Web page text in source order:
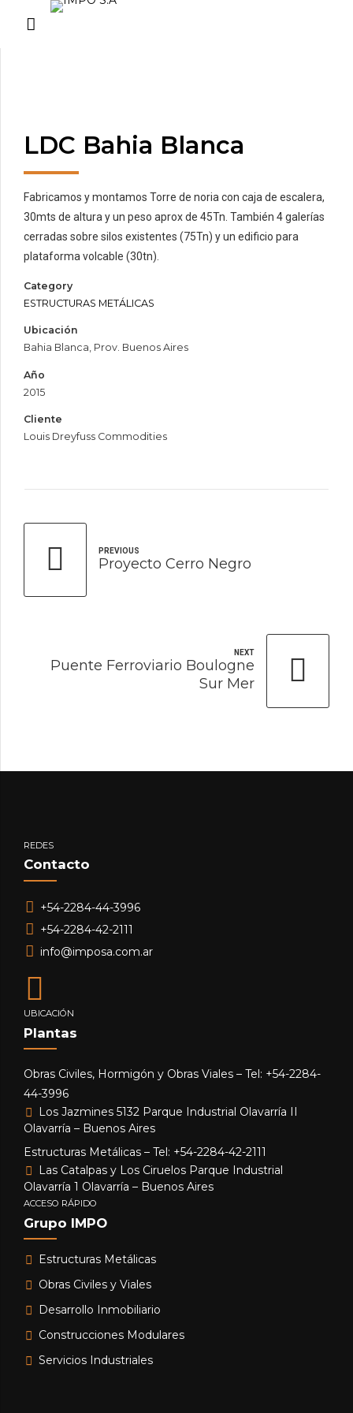
LDC Bahia Blanca
Fabricamos y montamos Torre de noria con caja de escalera,
30mts de altura y un peso aprox de 45Tn. También 4 galerías
cerradas sobre silos existentes (75Tn) y un edificio para
plataforma volcable (30tn).
Category
ESTRUCTURAS METÁLICAS
Ubicación
Bahia Blanca, Prov. Buenos Aires
Año
2015
Cliente
Louis Dreyfuss Commodities
PREVIOUS
Proyecto Cerro Negro
NEXT
Puente Ferroviario Boulogne
Sur Mer
REDES
Contacto
+54-2284-44-3996
+54-2284-42-2111
info@imposa.com.ar
UBICACIÓN
Plantas
Obras Civiles, Hormigón y Obras Viales – Tel: +54-2284-
44-3996
Los Jazmines 5132 Parque Industrial Olavarría II
Olavarría – Buenos Aires
Estructuras Metálicas – Tel: +54-2284-42-2111
Las Catalpas y Los Ciruelos Parque Industrial
Olavarría 1 Olavarría – Buenos Aires
ACCESO RÁPIDO
Grupo IMPO
Estructuras Metálicas
Obras Civiles y Viales
Desarrollo Inmobiliario
Construcciones Modulares
Servicios Industriales